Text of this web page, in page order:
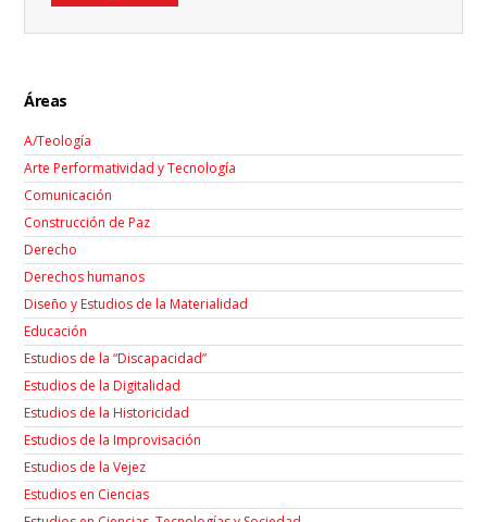
Áreas
A/Teología
Arte Performatividad y Tecnología
Comunicación
Construcción de Paz
Derecho
Derechos humanos
Diseño y Estudios de la Materialidad
Educación
Estudios de la “Discapacidad”
Estudios de la Digitalidad
Estudios de la Historicidad
Estudios de la Improvisación
Estudios de la Vejez
Estudios en Ciencias